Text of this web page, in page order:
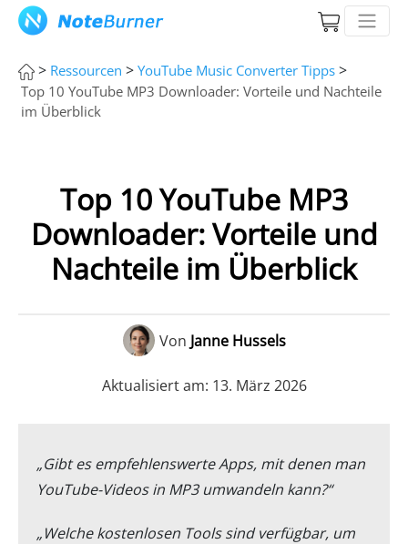
> Ressourcen > YouTube Music Converter Tipps >
Top 10 YouTube MP3 Downloader: Vorteile und Nachteile
im Überblick
Top 10 YouTube MP3
Downloader: Vorteile und
Nachteile im Überblick
Von Janne Hussels
Aktualisiert am: 13. März 2026
„Gibt es empfehlenswerte Apps, mit denen man
YouTube-Videos in MP3 umwandeln kann?“
„Welche kostenlosen Tools sind verfügbar, um